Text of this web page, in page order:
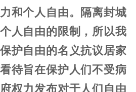
和个人自由。隔离封城
人自由的限制，所以我
护自由的名义抗议居家
待旨在保护人们不受病
权力发布对于人们自由